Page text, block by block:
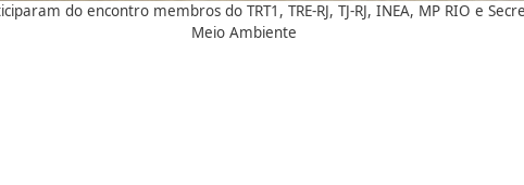
do encontro membros do TRT1, TRE-RJ, TJ-RJ, INEA, MP RIO e
Meio Ambiente